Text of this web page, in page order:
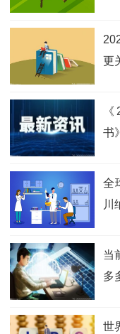
更
书
全
川
当
多
世